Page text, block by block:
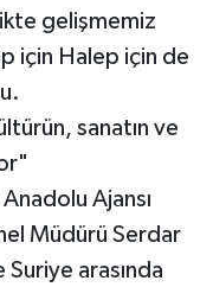
gelişmemiz
için Halep için de
sanatın ve
Ajansı
Müdürü Serdar
arasında